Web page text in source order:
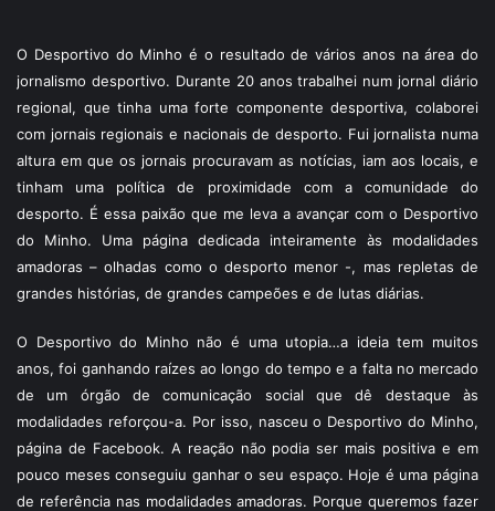
O Desportivo do Minho é o resultado de vários anos na área do
jornalismo desportivo. Durante 20 anos trabalhei num jornal diário
regional, que tinha uma forte componente desportiva, colaborei
com jornais regionais e nacionais de desporto. Fui jornalista numa
altura em que os jornais procuravam as notícias, iam aos locais, e
tinham uma política de proximidade com a comunidade do
desporto. É essa paixão que me leva a avançar com o Desportivo
do Minho. Uma página dedicada inteiramente às modalidades
amadoras – olhadas como o desporto menor -, mas repletas de
grandes histórias, de grandes campeões e de lutas diárias.
O Desportivo do Minho não é uma utopia…a ideia tem muitos
anos, foi ganhando raízes ao longo do tempo e a falta no mercado
de um órgão de comunicação social que dê destaque às
modalidades reforçou-a. Por isso, nasceu o Desportivo do Minho,
página de Facebook. A reação não podia ser mais positiva e em
pouco meses conseguiu ganhar o seu espaço. Hoje é uma página
de referência nas modalidades amadoras. Porque queremos fazer